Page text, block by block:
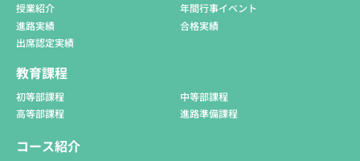
授業紹介
年間行事イベント
進路実績
合格実績
出席認定実績
教育課程
初等部課程
中等部課程
高等部課程
進路準備課程
コース紹介